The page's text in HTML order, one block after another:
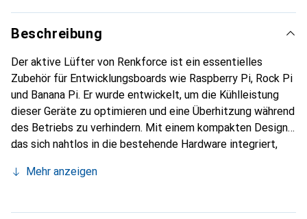
Beschreibung
Der aktive Lüfter von Renkforce ist ein essentielles
Zubehör für Entwicklungsboards wie Raspberry Pi, Rock Pi
und Banana Pi. Er wurde entwickelt, um die Kühlleistung
dieser Geräte zu optimieren und eine Überhitzung während
des Betriebs zu verhindern. Mit einem kompakten Design,
das sich nahtlos in die bestehende Hardware integriert,
und trägt zur Stabilität und Langlebigkeit der Systeme
speziellen Werkzeuge, was ihn zu einer praktischen
Mehr anzeigen